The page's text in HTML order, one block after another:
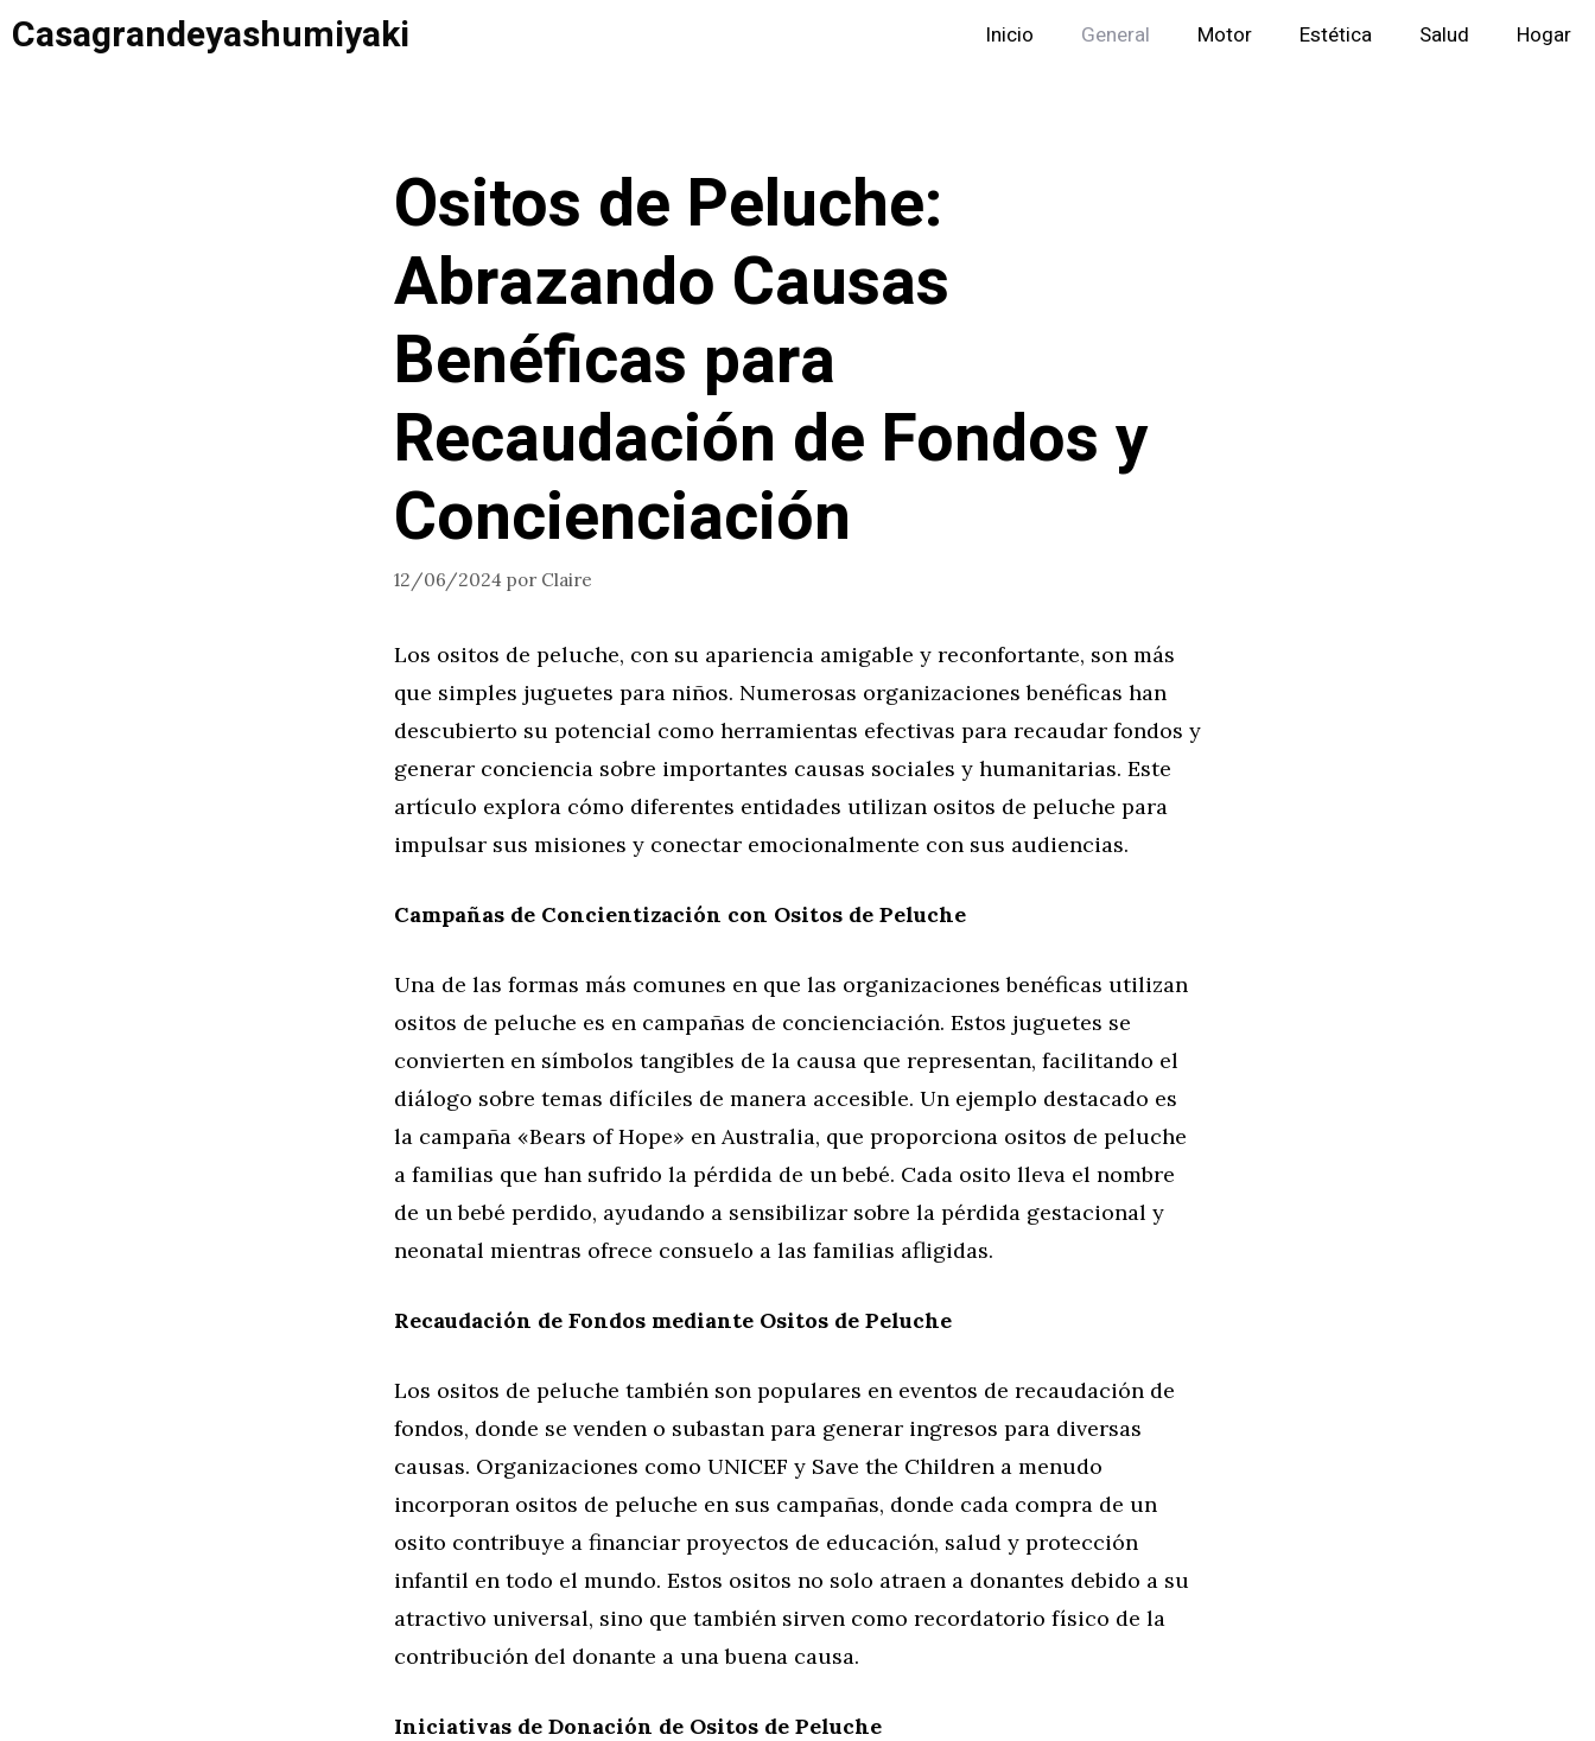
Saltar
Casagrandeyashumiyaki Inicio General Motor Estética Salud Hogar
Ositos de Peluche:
Abrazando Causas
Benéficas para
Recaudación de Fondos y
Concienciación
12/06/2024 por Claire
Los ositos de peluche, con su apariencia amigable y reconfortante, son más
que simples juguetes para niños. Numerosas organizaciones benéficas han
descubierto su potencial como herramientas efectivas para recaudar fondos y
generar conciencia sobre importantes causas sociales y humanitarias. Este
artículo explora cómo diferentes entidades utilizan ositos de peluche para
impulsar sus misiones y conectar emocionalmente con sus audiencias.
Campañas de Concientización con Ositos de Peluche
Una de las formas más comunes en que las organizaciones benéficas utilizan
ositos de peluche es en campañas de concienciación. Estos juguetes se
convierten en símbolos tangibles de la causa que representan, facilitando el
diálogo sobre temas difíciles de manera accesible. Un ejemplo destacado es
la campaña «Bears of Hope» en Australia, que proporciona ositos de peluche
a familias que han sufrido la pérdida de un bebé. Cada osito lleva el nombre
de un bebé perdido, ayudando a sensibilizar sobre la pérdida gestacional y
neonatal mientras ofrece consuelo a las familias afligidas.
Recaudación de Fondos mediante Ositos de Peluche
Los ositos de peluche también son populares en eventos de recaudación de
fondos, donde se venden o subastan para generar ingresos para diversas
causas. Organizaciones como UNICEF y Save the Children a menudo
incorporan ositos de peluche en sus campañas, donde cada compra de un
osito contribuye a financiar proyectos de educación, salud y protección
infantil en todo el mundo. Estos ositos no solo atraen a donantes debido a su
atractivo universal, sino que también sirven como recordatorio físico de la
contribución del donante a una buena causa.
Iniciativas de Donación de Ositos de Peluche